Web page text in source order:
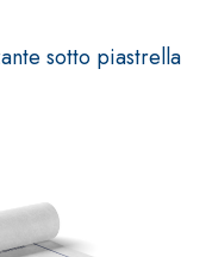
sotto piastrella
SICURA G3
Idropittura